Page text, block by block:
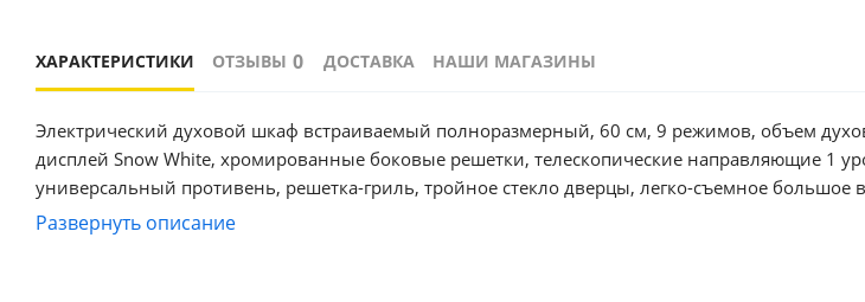
ХАРАКТЕРИСТИКИ ОТЗЫВЫ 0 ДОСТАВКА НАШИ МАГАЗИНЫ
Электрический духовой шкаф встраиваемый полноразмерный, 60 см, 9 режимов, объем духовки 70л, утапливаемые переключатели, большой
дисплей Snow White, хромированные боковые решетки, телескопические направляющие 1 уровень, панель управления -
универсальный противень, решетка-гриль, тройное стекло дверцы, легко-съемное большое
охлаждающий вентилятор, электронный таймер 9 часов, 595х575х595 мм.
Развернуть описание